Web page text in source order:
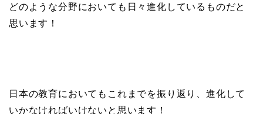
どのような分野においても日々進化しているものだと
思います！
日本の教育においてもこれまでを振り返り、進化して
いかなければいけないと思います！